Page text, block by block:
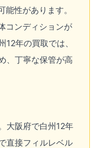
性があります。
コンディションが
12年の買取では、
、丁寧な保管が高
大阪府で白州12年
直接フィルレベル